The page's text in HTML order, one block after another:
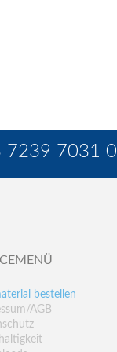
7239 7031 0
bestellen
AGB